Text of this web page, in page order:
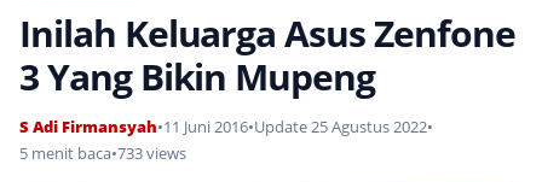
Inilah Keluarga Asus Zenfone
3 Yang Bikin Mupeng
S Adi Firmansyah•11 Juni 2016•Update 25 Agustus 2022•
5 menit baca•733 views